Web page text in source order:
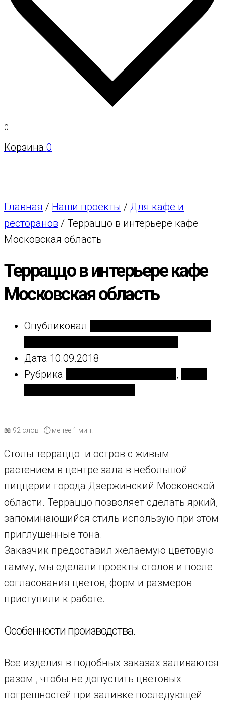
0
Корзина 0
Главная / Наши проекты / Для кафе и
ресторанов / Терраццо в интерьере кафе
Московская область
Терраццо в интерьере кафе
Московская область
Опубликовал
Дата 10.09.2018
Рубрика
,
📖 92 слов ⏱ менее 1 мин.
Столы терраццо и остров с живым
растением в центре зала в небольшой
пиццерии города Дзержинский Московской
области. Терраццо позволяет сделать яркий,
запоминающийся стиль использую при этом
приглушенные тона.
Заказчик предоставил желаемую цветовую
гамму, мы сделали проекты столов и после
согласования цветов, форм и размеров
приступили к работе.
Особенности производства.
Все изделия в подобных заказах заливаются
разом , чтобы не допустить цветовых
погрешностей при заливке последующей